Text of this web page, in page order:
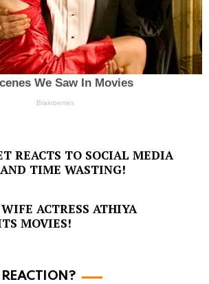
REACTS TO SOCIAL MEDIA
TIME WASTING!
ACTRESS ATHIYA
MOVIES!